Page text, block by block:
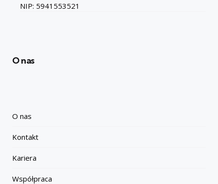
NIP: 5941553521
O nas
O nas
Kontakt
Kariera
Współpraca